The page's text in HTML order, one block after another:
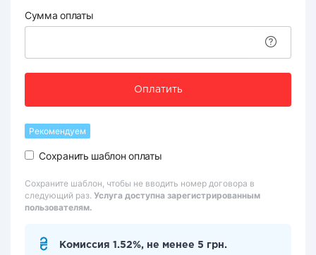
Сумма оплаты
Оплатить
Рекомендуем
Сохранить шаблон оплаты
Сохраните шаблон, чтобы не вводить номер договора в
следующий раз. Услуга доступна зарегистрированным
пользователям.
Комиссия 1.52%, не менее 5 грн.